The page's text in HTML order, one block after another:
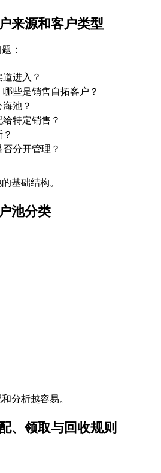
来源和客户类型
：
进入？
些是销售自拓客户？
池？
特定销售？
分开管理？
基础结构。
池分类
分析越容易。
、领取与回收规则